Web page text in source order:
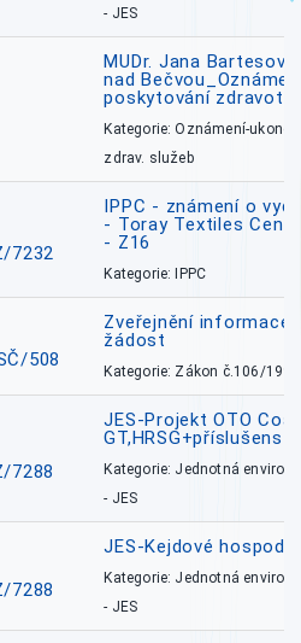
- JES
MUDr. Jana
nad
poskytování
Kategorie: Oznámení-
zdrav. služeb
7232
IPPC - známení o
- Toray Textiles
- Z16
Kategorie: IPPC
508
Zveřejnění informace
žádost
Kategorie: Zákon č.106/1999
7288
JES-Projekt OTO
Kategorie: Jednotná
- JES
7288
JES-Kejdové
Kategorie: Jednotná
- JES